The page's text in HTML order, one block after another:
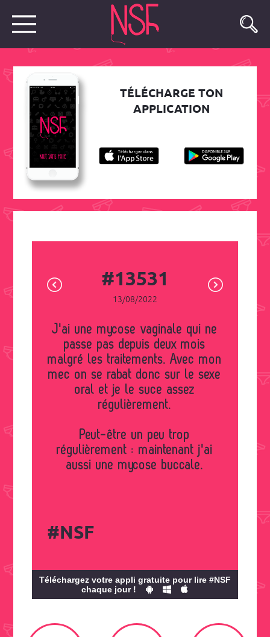
TÉLÉCHARGE TON
APPLICATION
#13531
13/08/2022
J'ai une mycose vaginale qui ne
passe pas depuis deux mois
malgré les traitements. Avec mon
mec on se rabat donc sur le sexe
oral et je le suce assez
régulièrement.
Peut-être un peu trop
régulièrement : maintenant j'ai
aussi une mycose buccale.
#NSF
Téléchargez votre appli gratuite pour lire #NSF
chaque jour !